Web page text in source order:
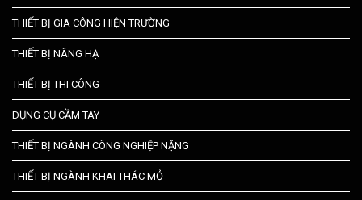
THIẾT BỊ GIA CÔNG HIỆN TRƯỜNG
THIẾT BỊ NÂNG HẠ
THIẾT BỊ THI CÔNG
DỤNG CỤ CẦM TAY
THIẾT BỊ NGÀNH CÔNG NGHIỆP NẶNG
THIẾT BỊ NGÀNH KHAI THÁC MỎ